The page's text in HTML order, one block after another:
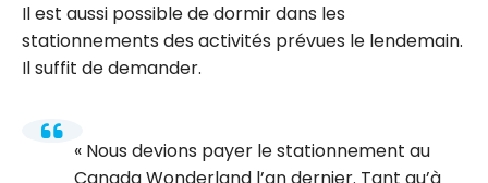
Il est aussi possible de dormir dans les
stationnements des activités prévues le lendemain.
Il suffit de demander.
Nous devions payer le stationnement au